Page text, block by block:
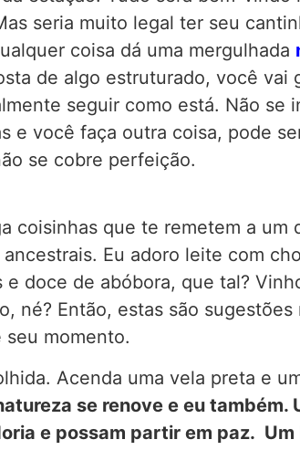
seria muito legal ter seu
coisa dá uma mergulhada
de algo estruturado, você vai
seguir como está. Não se
e você faça outra coisa, pode
se cobre perfeição.
coisinhas que te remetem a um
Eu adoro leite com
doce de abóbora, que tal?
né? Então, estas são
seu momento.
Acenda uma vela preta e
se renove e eu
e possam partir em paz.